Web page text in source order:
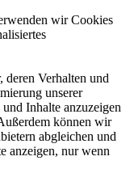
wir Cookies
deren Verhalten und
unserer
Inhalte anzuzeigen
können wir
abgleichen und
anzeigen, nur wenn